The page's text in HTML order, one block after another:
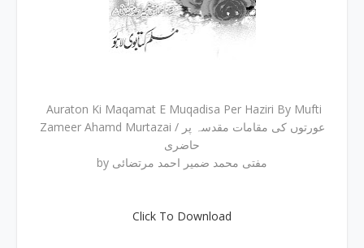
Auraton Ki Maqamat E Muqadisa Per Haziri By Mufti
Zameer Ahamd Murtazai / عورتوں کی مقامات مقدسہ پر
حاضری
by مفتی محمد ضمیر احمد مرتضائی
Click To Download